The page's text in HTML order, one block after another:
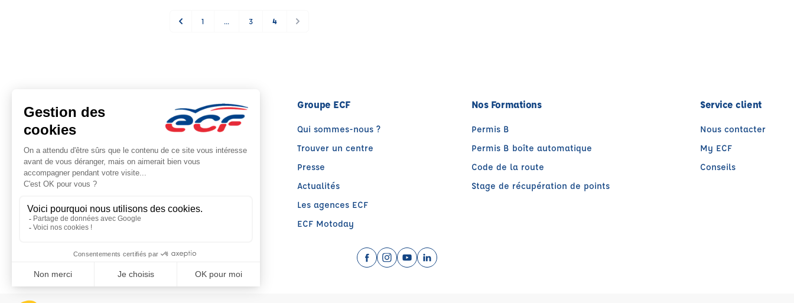
1 ... 3 4
Note : 4.74/5
Moyenne calculée sur 19166 avis
Groupe ECF
Qui sommes-nous ?
Trouver un centre
Presse
Actualités
Les agences ECF
ECF Motoday
Nos Formations
Permis B
Permis B boîte automatique
Code de la route
Stage de récupération de points
Service client
Nous contacter
My ECF
Conseils
Facebook (nouvelle fenêtre)
Instagram (nouvelle fenêtre)
YouTube (nouvelle fenêtre)
LinkedIn (nouvelle fenêtre)